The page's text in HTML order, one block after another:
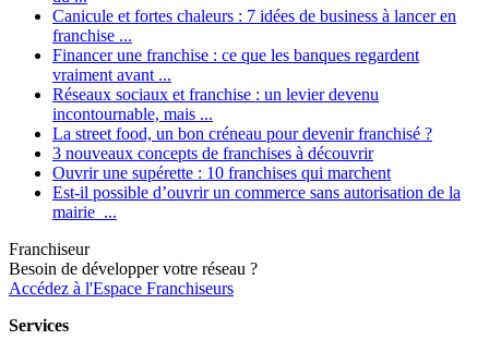
Canicule et fortes chaleurs : 7 idées de business à lancer en
franchise ...
Financer une franchise : ce que les banques regardent
vraiment avant ...
Réseaux sociaux et franchise : un levier devenu
incontournable, mais ...
La street food, un bon créneau pour devenir franchisé ?
3 nouveaux concepts de franchises à découvrir
Ouvrir une supérette : 10 franchises qui marchent
Est-il possible d’ouvrir un commerce sans autorisation de la
mairie ...
Franchiseur
Besoin de développer votre réseau ?
Accédez à l'Espace Franchiseurs
Services